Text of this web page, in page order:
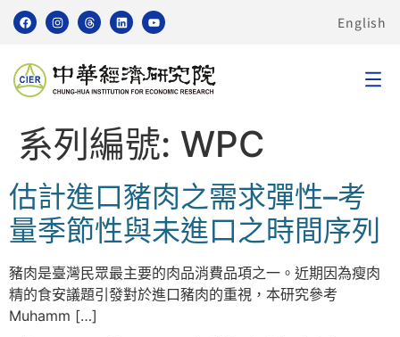
English
系列編號: WPC
估計進口豬肉之需求彈性–考
量季節性與未進口之時間序列
豬肉是臺灣民眾最主要的肉品消費品項之一。近期因為瘦肉
精的食安議題引發對於進口豬肉的重視，本研究參考
Muhamm […]